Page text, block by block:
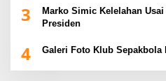
3
Marko Simic Kelelahan
Presiden
4 Galeri Foto Klub Sepakbola